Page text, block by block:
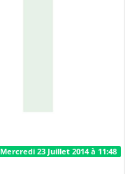
Mercredi 23 Juillet 2014 à 11:48